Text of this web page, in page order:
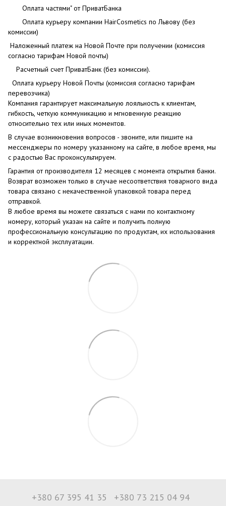
Оплата частями" от ПриватБанка
Оплата курьеру компании HairCosmetics по Львову (без
комиссии)
Наложенный платеж на Новой Почте при получении (комиссия
согласно тарифам Новой почты)
Расчетный счет ПриватБанк (без комиссии).
Оплата курьеру Новой Почты (комиссия согласно тарифам
перевозчика)
Компания гарантирует максимальную лояльность к клиентам,
гибкость, четкую коммуникацию и мгновенную реакцию
относительно тех или иных моментов.
В случае возникновения вопросов - звоните, или пишите на
мессенджеры по номеру указанному на сайте, в любое время, мы
с радостью Вас проконсультируем.
Гарантия от производителя 12 месяцев с момента открытия банки.
Возврат возможен только в случае несоответствия товарного вида
товара связано с некачественной упаковкой товара перед
отправкой.
В любое время вы можете связаться с нами по контактному
номеру, который указан на сайте и получить полную
профессиональную консультацию по продуктам, их использования
и корректной эксплуатации.
+380 67 395 41 35 +380 73 215 04 94